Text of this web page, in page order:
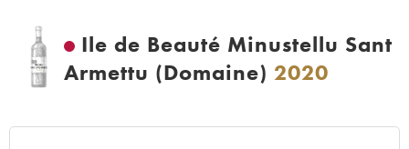
Ile de Beauté Minustellu Sant
Armettu (Domaine) 2020